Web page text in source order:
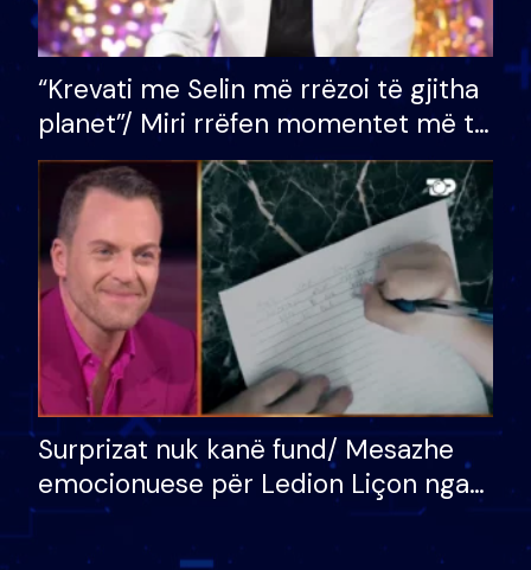
“Krevati me Selin më rrëzoi të gjitha
planet”/ Miri rrëfen momentet më të
bukura në shtëpinë e BB VIP: Do më
mungojë zilja e mëngjesit kur…
Surprizat nuk kanë fund/ Mesazhe
emocionuese për Ledion Liçon nga
nëna dhe fëmijët e tij, moderatori
nuk i mban dot lotët: Nuk meritoj…